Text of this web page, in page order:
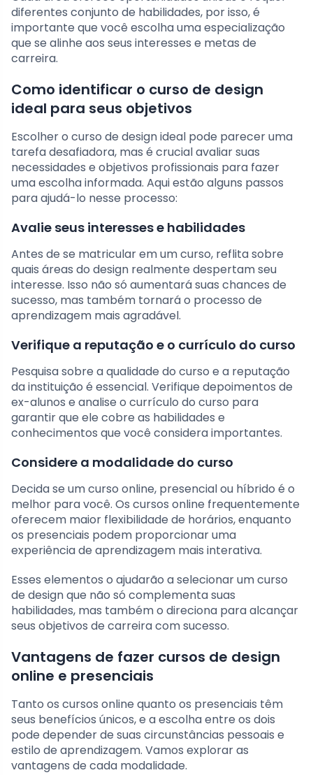
diferentes conjunto de habilidades, por isso, é
importante que você escolha uma especialização
que se alinhe aos seus interesses e metas de
carreira.
Como identificar o curso de design
ideal para seus objetivos
Escolher o curso de design ideal pode parecer uma
tarefa desafiadora, mas é crucial avaliar suas
necessidades e objetivos profissionais para fazer
uma escolha informada. Aqui estão alguns passos
para ajudá-lo nesse processo:
Avalie seus interesses e habilidades
Antes de se matricular em um curso, reflita sobre
quais áreas do design realmente despertam seu
interesse. Isso não só aumentará suas chances de
sucesso, mas também tornará o processo de
aprendizagem mais agradável.
Verifique a reputação e o currículo do curso
Pesquisa sobre a qualidade do curso e a reputação
da instituição é essencial. Verifique depoimentos de
ex-alunos e analise o currículo do curso para
garantir que ele cobre as habilidades e
conhecimentos que você considera importantes.
Considere a modalidade do curso
Decida se um curso online, presencial ou híbrido é o
melhor para você. Os cursos online frequentemente
oferecem maior flexibilidade de horários, enquanto
os presenciais podem proporcionar uma
experiência de aprendizagem mais interativa.
Esses elementos o ajudarão a selecionar um curso
de design que não só complementa suas
habilidades, mas também o direciona para alcançar
seus objetivos de carreira com sucesso.
Vantagens de fazer cursos de design
online e presenciais
Tanto os cursos online quanto os presenciais têm
seus benefícios únicos, e a escolha entre os dois
pode depender de suas circunstâncias pessoais e
estilo de aprendizagem. Vamos explorar as
vantagens de cada modalidade.